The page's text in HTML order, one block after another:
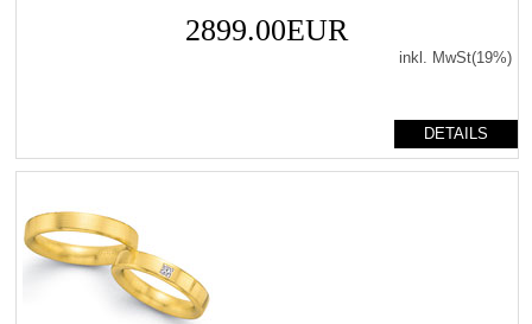
2899.00EUR
inkl. MwSt(19%)
DETAILS